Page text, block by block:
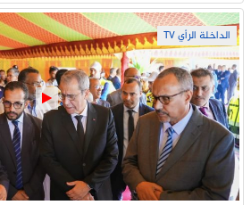
الداخلة الرأي TV